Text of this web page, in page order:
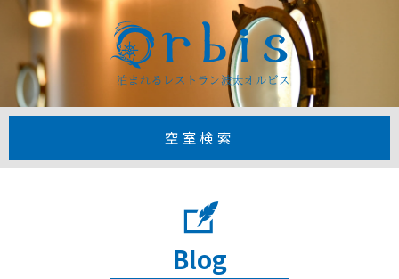
【公式】1日3
空室検索
Blog